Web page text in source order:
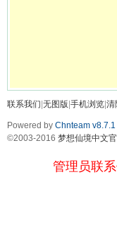
联系我们 无图版 手机浏览 清
Powered by Chnteam v8.7.1
©2003-2016 梦想仙境中文
管理员联